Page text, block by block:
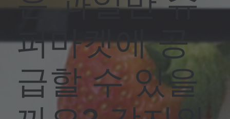
퍼마켓에 공
급할 수 있을